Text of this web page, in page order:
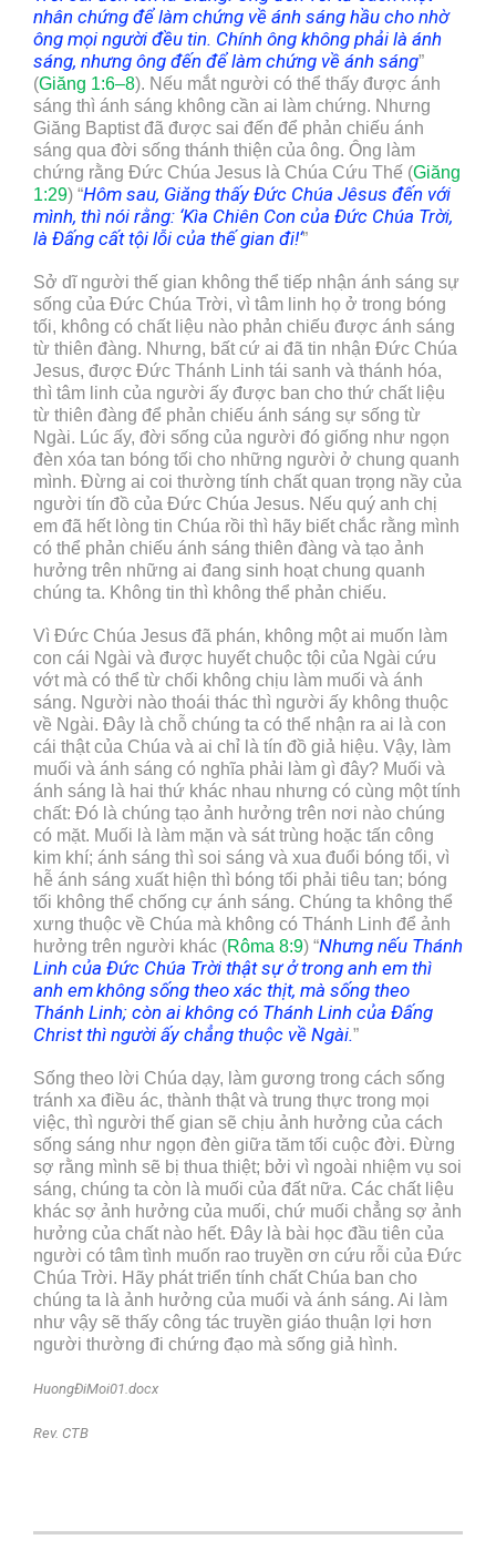
nhân chứng để làm chứng về ánh sáng hầu cho nhờ
ông mọi người đều tin. Chính ông không phải là ánh
sáng, nhưng ông đến để làm chứng về ánh sáng”
(Giăng 1:6–8). Nếu mắt người có thể thấy được ánh
sáng thì ánh sáng không cần ai làm chứng. Nhưng
Giăng Baptist đã được sai đến để phản chiếu ánh
sáng qua đời sống thánh thiện của ông. Ông làm
chứng rằng Đức Chúa Jesus là Chúa Cứu Thế (Giăng
1:29) “Hôm sau, Giăng thấy Đức Chúa Jêsus đến với
mình, thì nói rằng: ‘Kìa Chiên Con của Đức Chúa Trời,
là Đấng cất tội lỗi của thế gian đi!‘”
Sở dĩ người thế gian không thể tiếp nhận ánh sáng sự
sống của Đức Chúa Trời, vì tâm linh họ ở trong bóng
tối, không có chất liệu nào phản chiếu được ánh sáng
từ thiên đàng. Nhưng, bất cứ ai đã tin nhận Đức Chúa
Jesus, được Đức Thánh Linh tái sanh và thánh hóa,
thì tâm linh của người ấy được ban cho thứ chất liệu
từ thiên đàng để phản chiếu ánh sáng sự sống từ
Ngài. Lúc ấy, đời sống của người đó giống như ngọn
đèn xóa tan bóng tối cho những người ở chung quanh
mình. Đừng ai coi thường tính chất quan trọng nầy của
người tín đồ của Đức Chúa Jesus. Nếu quý anh chị
em đã hết lòng tin Chúa rồi thì hãy biết chắc rằng mình
có thể phản chiếu ánh sáng thiên đàng và tạo ảnh
hưởng trên những ai đang sinh hoạt chung quanh
chúng ta. Không tin thì không thể phản chiếu.
Vì Đức Chúa Jesus đã phán, không một ai muốn làm
con cái Ngài và được huyết chuộc tội của Ngài cứu
vớt mà có thể từ chối không chịu làm muối và ánh
sáng. Người nào thoái thác thì người ấy không thuộc
về Ngài. Đây là chỗ chúng ta có thể nhận ra ai là con
cái thật của Chúa và ai chỉ là tín đồ giả hiệu. Vậy, làm
muối và ánh sáng có nghĩa phải làm gì đây? Muối và
ánh sáng là hai thứ khác nhau nhưng có cùng một tính
chất: Đó là chúng tạo ảnh hưởng trên nơi nào chúng
có mặt. Muối là làm mặn và sát trùng hoặc tấn công
kim khí; ánh sáng thì soi sáng và xua đuổi bóng tối, vì
hễ ánh sáng xuất hiện thì bóng tối phải tiêu tan; bóng
tối không thể chống cự ánh sáng. Chúng ta không thể
xưng thuộc về Chúa mà không có Thánh Linh để ảnh
hưởng trên người khác (Rôma 8:9) “Nhưng nếu Thánh
Linh của Đức Chúa Trời thật sự ở trong anh em thì
anh emkhông sống theo xác thịt, mà sống theo
Thánh Linh; còn ai không có Thánh Linh của Đấng
Christ thì người ấy chẳng thuộc về Ngài.”
Sống theo lời Chúa dạy, làm gương trong cách sống
tránh xa điều ác, thành thật và trung thực trong mọi
việc, thì người thế gian sẽ chịu ảnh hưởng của cách
sống sáng như ngọn đèn giữa tăm tối cuộc đời. Đừng
sợ rằng mình sẽ bị thua thiệt; bởi vì ngoài nhiệm vụ soi
sáng, chúng ta còn là muối của đất nữa. Các chất liệu
khác sợ ảnh hưởng của muối, chứ muối chẳng sợ ảnh
hưởng của chất nào hết. Đây là bài học đầu tiên của
người có tâm tình muốn rao truyền ơn cứu rỗi của Đức
Chúa Trời. Hãy phát triển tính chất Chúa ban cho
chúng ta là ảnh hưởng của muối và ánh sáng. Ai làm
như vậy sẽ thấy công tác truyền giáo thuận lợi hơn
người thường đi chứng đạo mà sống giả hình.
HuongĐiMoi01.docx
Rev. CTB